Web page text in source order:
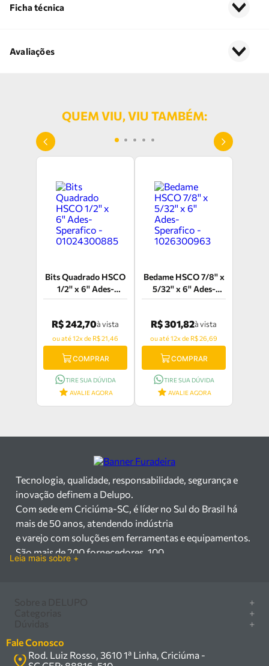
Ficha técnica
Avaliações
QUEM VIU, VIU TAMBÉM:
Bits Quadrado HSCO
1/2'' x 6'' Ades-
Sperafico -
R$ 242,70à vista
ou até 12x de R$ 21,46
COMPRAR
TIRE SUA DÚVIDA
AVALIE AGORA
Bedame HSCO 7/8'' x
5/32'' x 6'' Ades-
Sperafico -
R$ 301,82à vista
ou até 12x de R$ 26,69
COMPRAR
TIRE SUA DÚVIDA
AVALIE AGORA
Tecnologia, qualidade, responsabilidade, segurança e
inovação definem a Delupo.
Com sede em Criciúma-SC, é líder no Sul do Brasil há
mais de 50 anos, atendendo indústria
e varejo com soluções em ferramentas e equipamentos.
São mais de 200 fornecedores, 100
equipamentos industriais no Sul do Brasil. Com sede em
Criciúma – SC, atendemos os
setores industrial e varejista com um amplo portfólio de
Leia mais sobre +
+
Marcas
Política de privacidade
+
Serra circular
Compressor
+
Como comprar
Central de ajuda
Fale Conosco
Rod. Luiz Rosso, 3610 1ª Linha, Criciúma -